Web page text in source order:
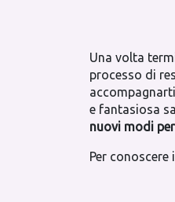
Una volta
processo di
e fantasiosa
nuovi modi
Per